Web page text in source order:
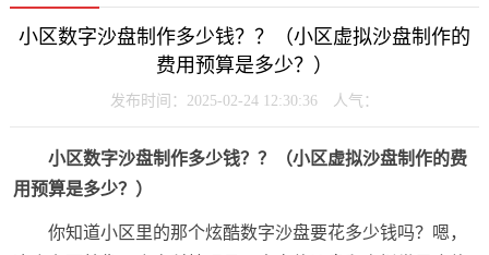
小区数字沙盘制作多少钱？？（小区虚拟沙盘制作的
费用预算是多少？）
发布时间：2025-02-24 12:30:36 人气：
小区数字沙盘制作多少钱？？（小区虚拟沙盘制作的费
用预算是多少？）
你知道小区里的那个炫酷数字沙盘要花多少钱吗？嗯，